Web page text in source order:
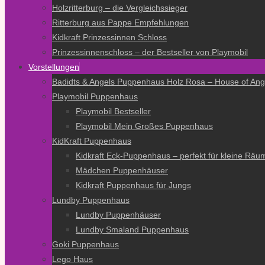
Holzritterburg – die Vergleichssieger
Ritterburg aus Pappe Empfehlungen
Kidkraft Prinzessinnen Schloss
Prinzessinnenschloss – der Bestseller von Playmobil
Vorstellungen
Badidts & Angels Puppenhaus Holz Rosa – House of
Playmobil Puppenhaus
Playmobil Bestseller
Playmobil Mein Großes Puppenhaus
KidKraft Puppenhaus
Kidkraft Eck-Puppenhaus – perfekt für kleine
Mädchen Puppenhäuser
Kidkraft Puppenhaus für Jungs
Lundby Puppenhaus
Lundby Puppenhäuser
Lundby Smaland Puppenhaus
Goki Puppenhaus
Lego Haus